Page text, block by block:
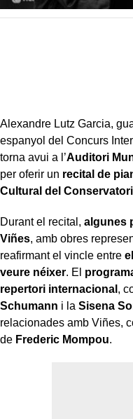
Alexandre Lutz Garcia,
espanyol del Concurs
torna avui a l’Auditori
per oferir un recital de
Cultural del
Durant el recital, algunes
Viñes, amb obres
reafirmant el vincle entre
veure néixer. El
repertori internacional ,
Schumann i la Sisena
relacionades amb Viñes,
de Frederic Mompou.